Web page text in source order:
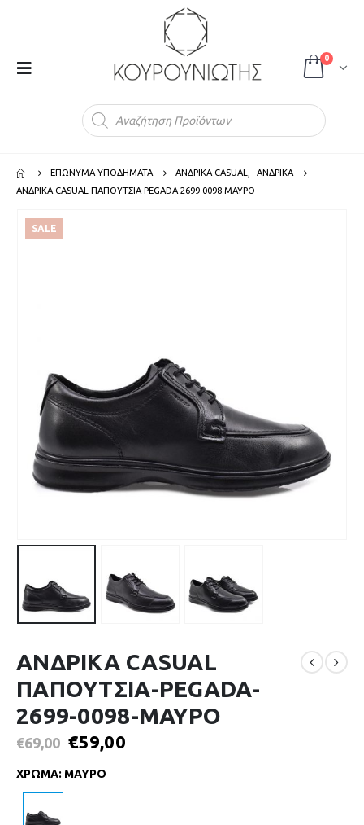
0
ΕΠΩΝΥΜΑ ΥΠΟΔΗΜΑΤΑ ΑΝΔΡΙΚΑ CASUAL
ΑΝΔΡΙΚΑ
ΑΝΔΡΙΚΑ CASUAL ΠΑΠΟΥΤΣΙΑ-PEGADA-2699-0098-ΜΑΥΡΟ
SALE
ΑΝΔΡΙΚΑ CASUAL
ΠΑΠΟΥΤΣΙΑ-PEGADA-
2699-0098-ΜΑΥΡΟ
€69,00 €59,00
ΧΡΩΜΑ: ΜΑΥΡΟ